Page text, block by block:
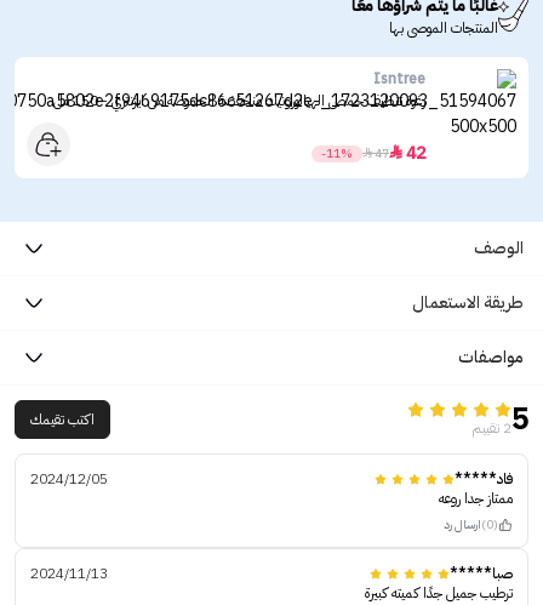
غالبًا ما يتم شراؤها معًا
المنتجات الموصى بها
Isntree
رغوة تنظيف حمض الهيالورونيك منخفضة الحموضة من ايزنتري - 150 مل
42

47

-11%
الوصف
طريقة الاستعمال
مواصفات
52 تقييم اكتب تقيمك
فاد*****
2024/12/05
ممتاز جدا روعه
(0) ارسال رد
صبا*****
2024/11/13
ترطيب جميل جدًا كميته كبيرة